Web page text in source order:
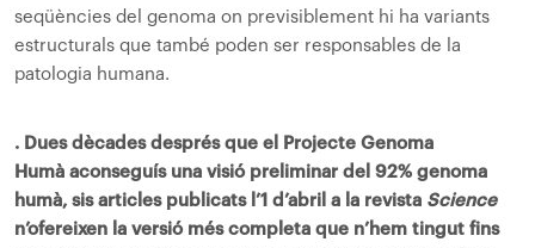
seqüències del genoma on previsiblement hi ha variants
estructurals que també poden ser responsables de la
patologia humana.
. Dues dècades després que el Projecte Genoma
Humà aconseguís una visió preliminar del 92% genoma
humà, sis articles publicats l’1 d’abril a la revista Science
n’ofereixen la versió més completa que n’hem tingut fins